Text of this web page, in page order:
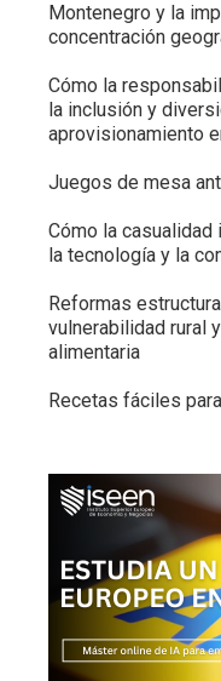
Montenegro y la
concentración
Cómo la
la inclusión y
aprovisionamiento
Juegos de mesa
Cómo la
la tecnología y la
Reformas
vulnerabilidad rural
alimentaria
Recetas fáciles